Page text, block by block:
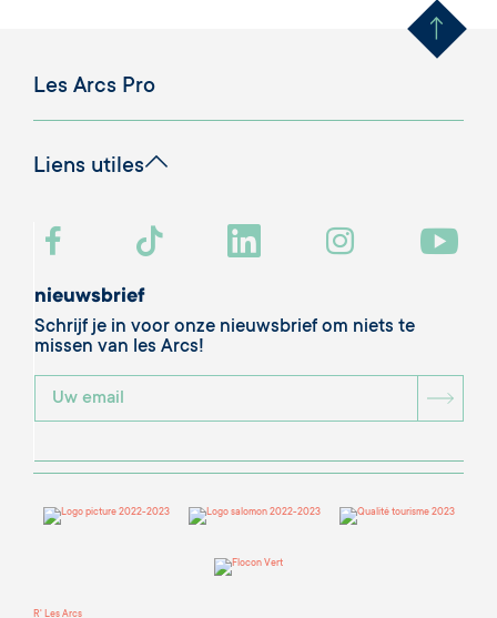
Les Arcs Pro
Liens utiles
nieuwsbrief
Schrijf je in voor onze nieuwsbrief om niets te
missen van les Arcs!
R' Les Arcs